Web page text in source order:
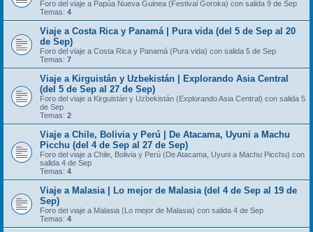
Foro del viaje a Papúa Nueva Guinea (Festival Goroka) con salida 9 de Sep
Temas: 4
Viaje a Costa Rica y Panamá | Pura vida (del 5 de Sep al 20
de Sep)
Foro del viaje a Costa Rica y Panamá (Pura vida) con salida 5 de Sep
Temas: 7
Viaje a Kirguistán y Uzbekistán | Explorando Asia Central
(del 5 de Sep al 27 de Sep)
Foro del viaje a Kirguistán y Uzbekistán (Explorando Asia Central) con salida 5
de Sep
Temas: 2
Viaje a Chile, Bolivia y Perú | De Atacama, Uyuni a Machu
Picchu (del 4 de Sep al 27 de Sep)
Foro del viaje a Chile, Bolivia y Perú (De Atacama, Uyuni a Machu Picchu) con
salida 4 de Sep
Temas: 4
Viaje a Malasia | Lo mejor de Malasia (del 4 de Sep al 19 de
Sep)
Foro del viaje a Malasia (Lo mejor de Malasia) con salida 4 de Sep
Temas: 4